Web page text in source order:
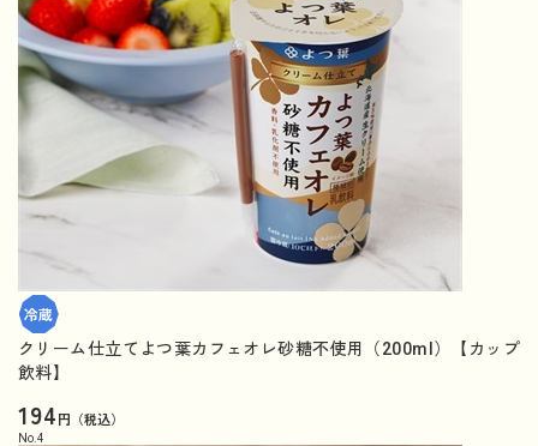
クリーム仕立てよつ葉カフェオレ砂糖不使用（200ml）【カップ
飲料】
194円（税込）
No. 4